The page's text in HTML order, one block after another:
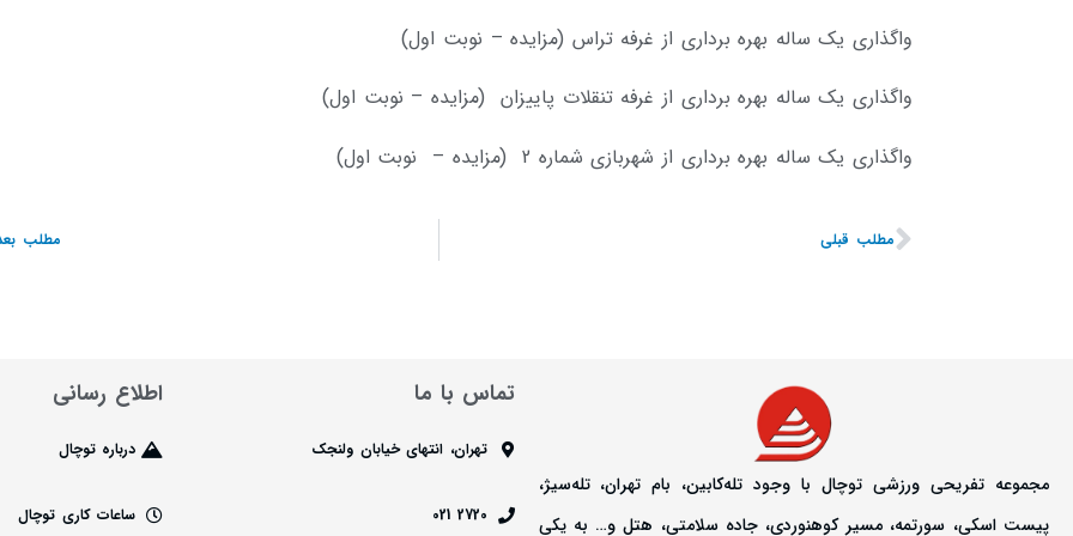
واگذاری یک ساله بهره برداری از غرفه تراس (مزایده – نوبت اول)
واگذاری یک ساله بهره برداری از غرفه تنقلات پاییزان (مزایده – نوبت اول)
واگذاری یک ساله بهره برداری از شهربازی شماره 2 (مزایده – نوبت اول)
مطلب قبلی مطلب
مجموعه تفریحی ورزشی توچال با وجود تله‌کابین، بام تهران، تله‌سیژ،
پیست اسکی، سورتمه، مسیر کوهنوردی، جاده سلامتی، هتل و… به یکی
تماس با ما
تهران، انتهای خیابان ولنجک
2720 021
اطلاع رسانی
درباره توچال
ساعات کاری توچال